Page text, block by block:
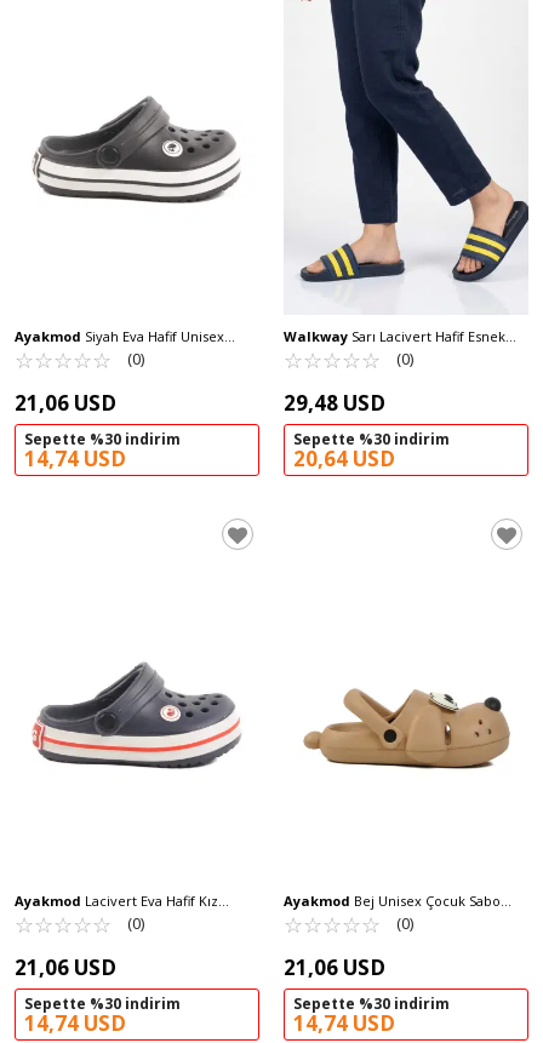
Ayakmod Siyah Eva Hafif Unisex
Çocuk Sabo Terlik 214 P
☆☆☆☆☆
★★★★★ (0)
21,06 USD
Sepette %30 indirim
14,74 USD
Walkway Sarı Lacivert Hafif Esnek
Unisex Terlik 8000-01 G
☆☆☆☆☆
★★★★★ (0)
29,48 USD
Sepette %30 indirim
20,64 USD
Ayakmod Lacivert Eva Hafif Kız
Çocuk Sabo Terlik 214 P
☆☆☆☆☆
★★★★★ (0)
21,06 USD
Sepette %30 indirim
14,74 USD
Ayakmod Bej Unisex Çocuk Sabo
Terlik Doggy F
☆☆☆☆☆
★★★★★ (0)
21,06 USD
Sepette %30 indirim
14,74 USD